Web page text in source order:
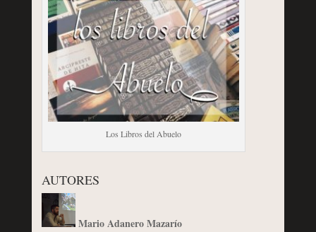
Los Libros del Abuelo
AUTORES
Mario Adanero Mazarío